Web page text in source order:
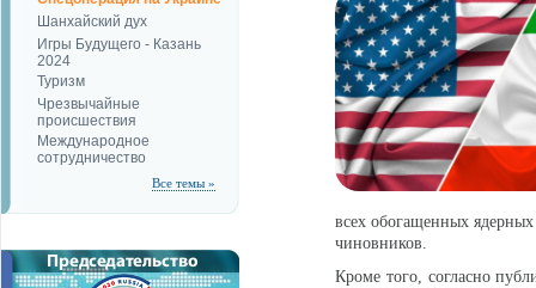
Шанхайский дух
Игры Будущего - Казань
2024
Туризм
Чрезвычайные
происшествия
Международное
сотрудничество
Все темы »
всех обогащенных
чиновников.
Кроме того, согласно